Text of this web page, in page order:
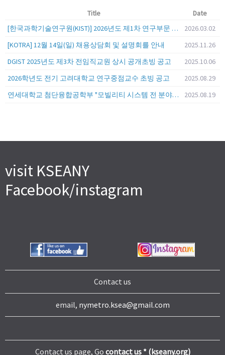
Title
Date
[한국과학기술연구원(KIST)] 2026년도 제1차 연구부문 공개채용 안내
2026.03.02
[KOTRA] 12월 14일(일) 채용상담회 및 설명회를 안내
2025.11.26
DGIST 2025년도 제3차 전임직교원 상시 공개초빙 공고
2025.10.06
2026학년도 전기 고려대학교 연구중점교수 초빙 공고
2025.08.29
연세대학교 첨단융합공학부 "모빌리티 시스템 전 분야" 전임교원 특별채용 (2026년 9월 1일자 임용 예정)
2025.08.19
visit KSEANY
Facebook/instagram
Contact us
email, nymetro.ksea@gmail.com
Contact us page, Go contact us * (kseany.org)